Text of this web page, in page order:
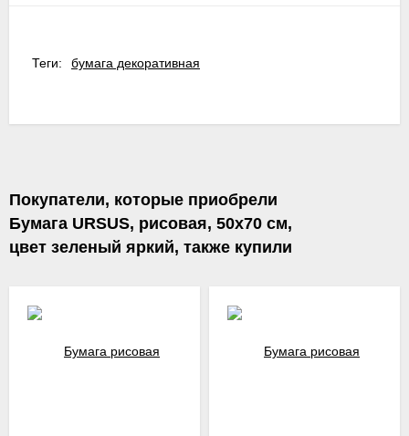
Теги: бумага декоративная
Покупатели, которые приобрели
Бумага URSUS, рисовая, 50х70 см,
цвет зеленый яркий, также купили